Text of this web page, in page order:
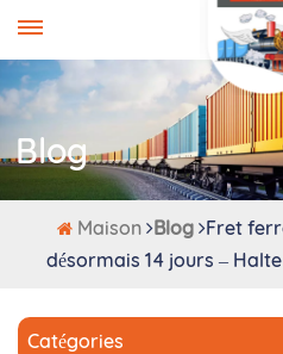
Blog
Maison Blog Fret
désormais 14 jours –
Catégories